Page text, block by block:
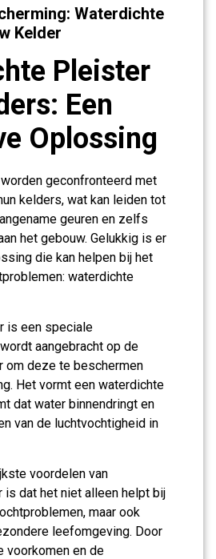
Waterdichte
Kelder
Pleister
Een
Oplossing
geconfronteerd met
kelders, wat kan leiden tot
geuren en zelfs
het gebouw. Gelukkig is er
die kan helpen bij het
waterdichte
is een speciale
aangebracht op de
om deze te beschermen
Het vormt een waterdichte
dat water binnendringt en
van de luchtvochtigheid in
voordelen van
dat het niet alleen helpt bij
maar ook
leefomgeving. Door
voorkomen en de